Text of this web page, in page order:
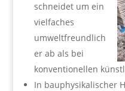
schneidet um ein
vielfaches
umweltfreundlich
er ab als bei
konventionellen
In bauphysikalischer